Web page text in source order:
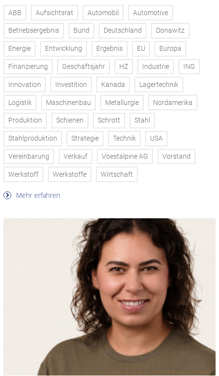
ABB Aufsichtsrat Automobil Automotive
Betriebsergebnis Bund Deutschland Donawitz
Energie Entwicklung Ergebnis EU Europa
Finanzierung Geschäftsjahr HZ Industrie ING
Innovation Investition Kanada Lagertechnik
Logistik Maschinenbau Metallurgie Nordamerika
Produktion Schienen Schrott Stahl
Stahlproduktion Strategie Technik USA
Vereinbarung Verkauf Voestalpine AG Vorstand
Werkstoff Werkstoffe Wirtschaft
Mehr erfahren